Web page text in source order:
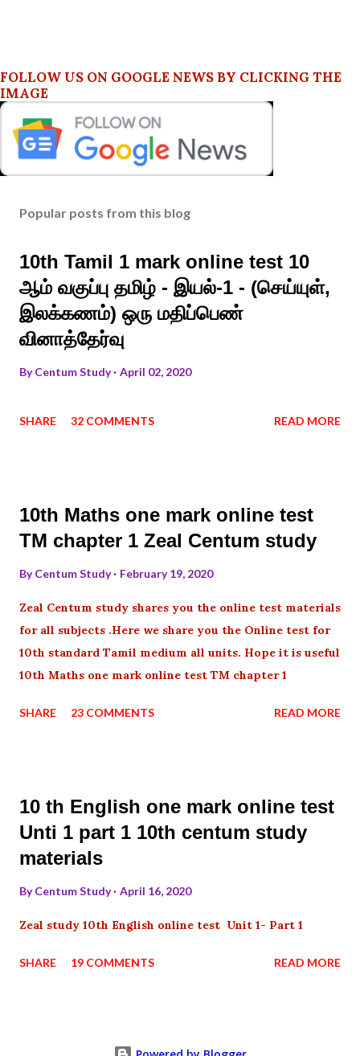
FOLLOW US ON GOOGLE NEWS BY CLICKING THE
IMAGE
Popular posts from this blog
10th Tamil 1 mark online test 10
ஆம் வகுப்பு தமிழ் - இயல்-1 - (செய்யுள்,
இலக்கணம்) ஒரு மதிப்பெண்
வினாத்தேர்வு
ByCentum Study April 02, 2020
SHARE 32 COMMENTS READ MORE
10th Maths one mark online test
TM chapter 1 Zeal Centum study
ByCentum Study February 19, 2020
Zeal Centum study shares you the online test materials
for all subjects .Here we share you the Online test for
10th standard Tamil medium all units. Hope it is useful
10th Maths one mark online test TM chapter 1
SHARE 23 COMMENTS READ MORE
10 th English one mark online test
Unti 1 part 1 10th centum study
materials
ByCentum Study April 16, 2020
Zeal study 10th English online test Unit 1- Part 1
SHARE 19 COMMENTS READ MORE